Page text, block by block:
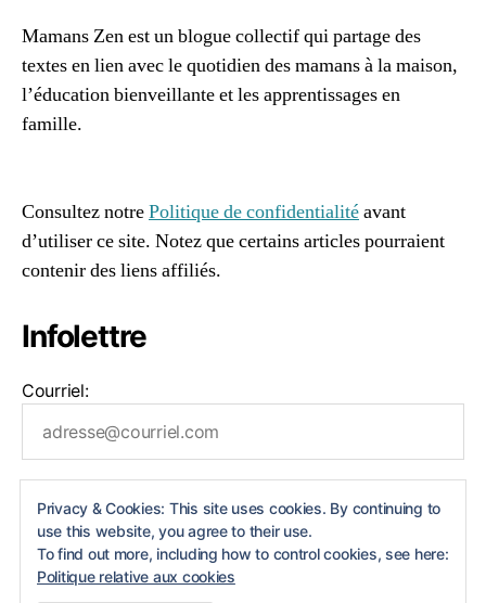
Mamans Zen est un blogue collectif qui partage des
textes en lien avec le quotidien des mamans à la maison,
l’éducation bienveillante et les apprentissages en
famille.
Consultez notrePolitique de confidentialitéavant
d’utiliser ce site. Notez que certains articles pourraient
contenir des liens affiliés.
Privacy & Cookies: This site uses cookies. By continuing to
use this website, you agree to their use.
To find out more, including how to control cookies, see here:
Politique relative aux cookies
Infolettre
Courriel: